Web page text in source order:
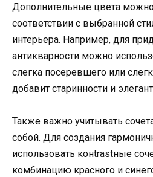
Дополнительные цвета
соответствии с выбранной
интерьера. Например, для
антикварности можно
слегка посеревшего или
добавит старинности и
Также важно учитывать
собой. Для создания
использовать конtrastные
комбинацию красного и